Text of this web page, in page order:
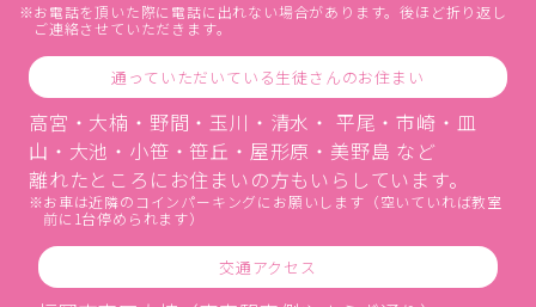
お電話を頂いた際に電話に出れない場合があります。後ほど折り返し
ご連絡させていただきます。
通っていただいている生徒さんのお住まい
高宮・大楠・野間・玉川・清水・ 平尾・市崎・皿
山・大池・小笹・笹丘・屋形原・美野島 など
離れたところにお住まいの方もいらしています。
お車は近隣のコインパーキングにお願いします（空いていれば教室
前に1台停められます）
交通アクセス